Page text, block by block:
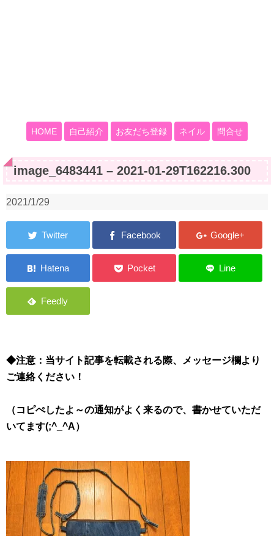
HOME 自己紹介 お友だち登録 ネイル 問合せ
image_6483441 – 2021-01-29T162216.300
2021/1/29
◆注意：当サイト記事を転載される際、メッセージ欄より
ご連絡ください！
（コピぺしたよ～の通知がよく来るので、書かせていただ
いてます(;^_^A）